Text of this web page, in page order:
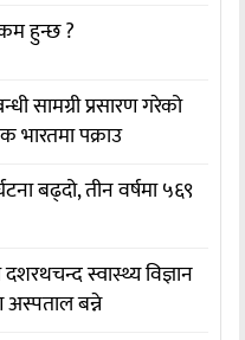
कम हुन्छ ?
सामग्री प्रसारण गरेको
भारतमा पक्राउ
बढ्दो, तीन वर्षमा ५६९
स्वास्थ्य विज्ञान
अस्पताल बन्ने